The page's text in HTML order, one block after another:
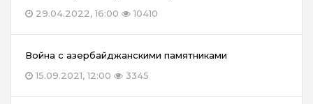
29.04.2022, 16:00
10410
Война с азербайджанскими памятниками
15.09.2021, 12:00
3345